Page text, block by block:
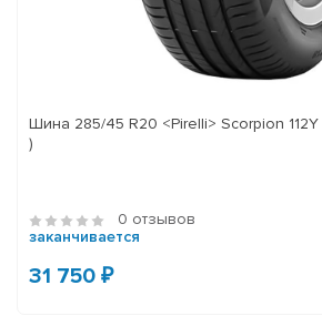
Шина 285/45 R20 <Pirelli> Scorpion 112Y
)
0 отзывов
заканчивается
31 750 ₽